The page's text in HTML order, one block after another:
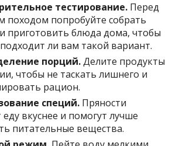
тестирование. Перед
походом попробуйте собрать
приготовить блюда дома, чтобы
ли вам такой вариант.
порций.Делите продукты
чтобы не таскать лишнего и
рацион.
специй. Пряности
вкуснее и помогут лучше
питательные вещества.